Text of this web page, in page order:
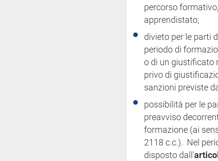
percorso
apprendistato;
divieto per le parti
periodo di
o di un giustificato
privo di
sanzioni previste
possibilità per le
preavviso
formazione (ai
2118 c.c.). Nel
disposto dall'